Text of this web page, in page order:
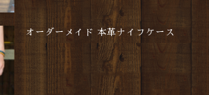
オーダーメイド 本革ナイフケース